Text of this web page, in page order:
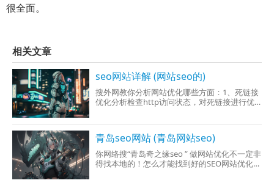
很全面。
相关文章
seo网站详解 (网站seo的)
搜外网教你分析网站优化哪些方面：1、死链接
优化分析检查http访问状态，对死链接进行优
青岛seo网站 (青岛网站seo)
你网络搜“青岛奇之缘seo ” 做网站优化不一定非
得找本地的！怎么才能找到好的SEO网站优化合